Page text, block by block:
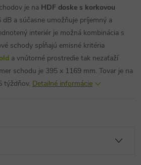
je na HDF doske s korkovou
a súčasne umožňuje príjemný a
interiér je možná kombinácia s
schody spĺňajú emisné kritéria
a vnútorné prostredie tak nezaťaží
schodu je 395 x 1169 mm. Tovar je na
týždňov. Detailné informácie